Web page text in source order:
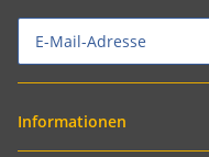
Informationen